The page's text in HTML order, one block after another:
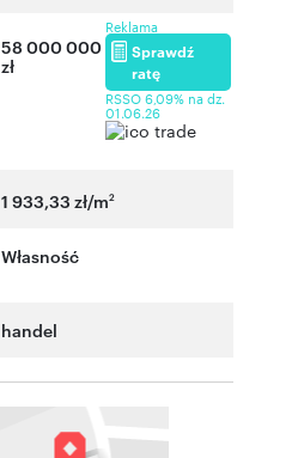
58 000 000
zł
Reklama
Sprawdź
ratę
RSSO 6,09% na dz.
01.06.26
1 933,33 zł/m2
Własność
handel